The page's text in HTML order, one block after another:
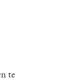
te